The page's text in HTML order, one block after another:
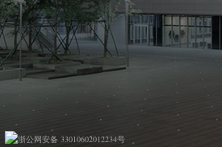
浙公网安备 33010602012234号